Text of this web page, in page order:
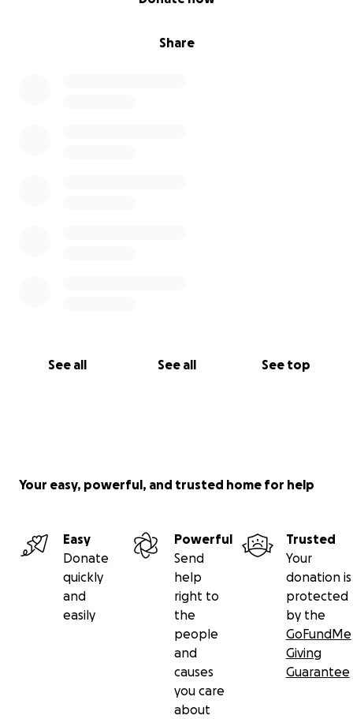
Share
See all See all See top
Your easy, powerful, and trusted home for help
Easy
Donate
quickly
and
easily
Powerful
Send
help
right to
the
people
and
causes
you care
about
Trusted
Your
donation is
protected
by the
GoFundMe
Giving
Guarantee